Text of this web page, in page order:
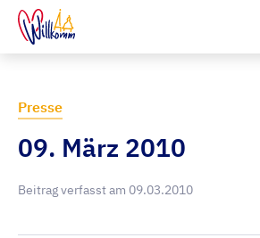
Presse
09. März 2010
Beitrag verfasst am 09.03.2010